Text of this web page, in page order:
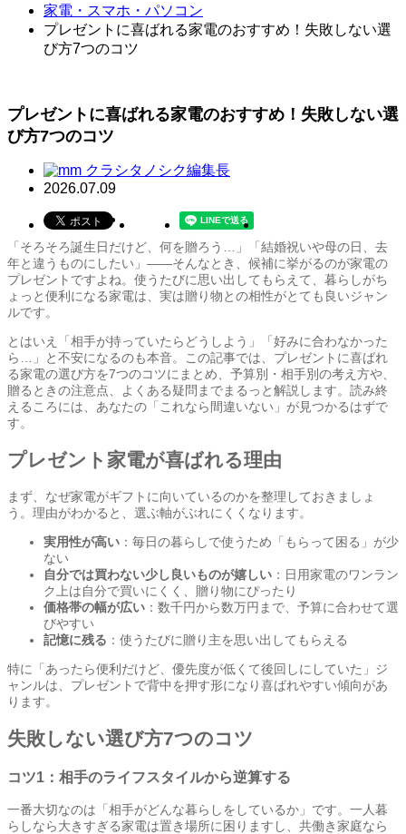
家電・スマホ・パソコン
プレゼントに喜ばれる家電のおすすめ！失敗しない選
び方7つのコツ
プレゼントに喜ばれる家電のおすすめ！失敗しない選
び方7つのコツ
クラシタノシク編集長
2026.07.09
「そろそろ誕生日だけど、何を贈ろう…」「結婚祝いや母の日、去
年と違うものにしたい」——そんなとき、候補に挙がるのが家電の
プレゼントですよね。使うたびに思い出してもらえて、暮らしがち
ょっと便利になる家電は、実は贈り物との相性がとても良いジャン
ルです。
とはいえ「相手が持っていたらどうしよう」「好みに合わなかった
ら…」と不安になるのも本音。この記事では、プレゼントに喜ばれ
る家電の選び方を7つのコツにまとめ、予算別・相手別の考え方や、
贈るときの注意点、よくある疑問までまるっと解説します。読み終
えるころには、あなたの「これなら間違いない」が見つかるはずで
す。
プレゼント家電が喜ばれる理由
まず、なぜ家電がギフトに向いているのかを整理しておきましょ
う。理由がわかると、選ぶ軸がぶれにくくなります。
実用性が高い ：毎日の暮らしで使うため「もらって困る」が少
ない
自分では買わない少し良いものが嬉しい ：日用家電のワンラン
ク上は自分で買いにくく、贈り物にぴったり
価格帯の幅が広い ：数千円から数万円まで、予算に合わせて選
びやすい
記憶に残る ：使うたびに贈り主を思い出してもらえる
特に「あったら便利だけど、優先度が低くて後回しにしていた」ジ
ャンルは、プレゼントで背中を押す形になり喜ばれやすい傾向があ
ります。
失敗しない選び方7つのコツ
コツ1：相手のライフスタイルから逆算する
一番大切なのは「相手がどんな暮らしをしているか」です。一人暮
らしなら大きすぎる家電は置き場所に困りますし、共働き家庭なら